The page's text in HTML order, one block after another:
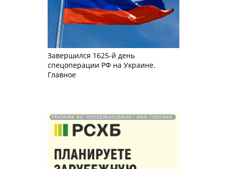
Завершился 1625-й день
спецоперации РФ на Украине.
Главное
РЕКЛАМА АО "РОССЕЛЬХОЗБАНК". ИНН 772511448.